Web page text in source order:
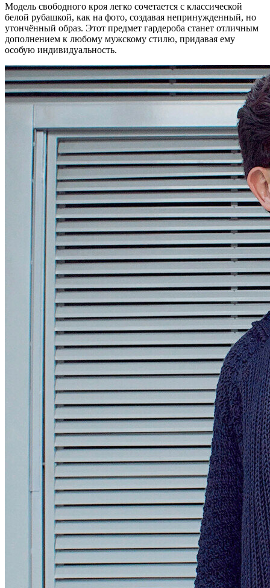
Модель свободного кроя легко сочетается с классической
белой рубашкой, как на фото, создавая непринужденный, но
утончённый образ. Этот предмет гардероба станет отличным
дополнением к любому мужскому стилю, придавая ему
особую индивидуальность.